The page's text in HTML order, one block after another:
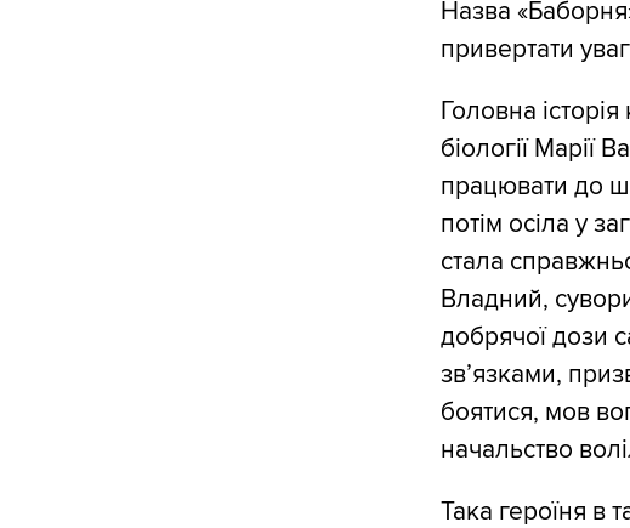
Назва
привертати
Головна
біології Марії
працювати до
потім осіла у
стала
Владний,
добрячої дози
зв’язками,
боятися, мов
начальство
Така героїня в